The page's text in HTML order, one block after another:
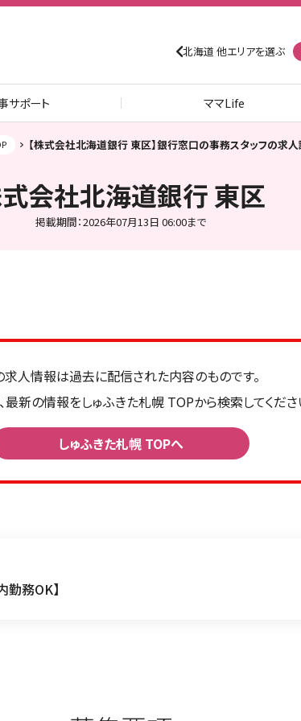
北海道 他エリアを選ぶ
サポート ママLife
【株式会社北海道銀行 東区】銀行窓口の事務スタッフの求
会社北海道銀行 東区
掲載期間：2026年07月13日 06:00まで
求人情報は過去に配信された内容のものです。
最新の情報をしゅふきた札幌 TOPから検索してくださ
しゅふきた札幌 TOPへ
勤務OK